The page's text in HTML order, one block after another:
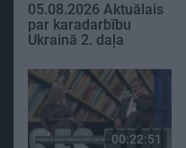
05.08.2026 Aktuālais
par karadarbību
Ukrainā 2. daļa
00:22:51